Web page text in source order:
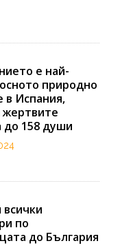
е най-
природно
в Испания,
жертвите
до 158 души
по
до България